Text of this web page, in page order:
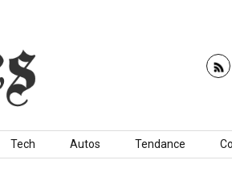
Tech Autos Tendance